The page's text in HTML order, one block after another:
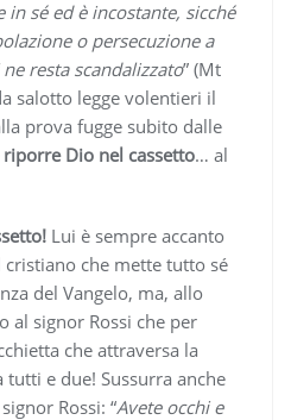
sé ed è incostante, sicché
o persecuzione a
resta scandalizzato” (Mt
salotto legge volentieri il
prova fugge subito dalle
Dio nel cassetto… al
Lui è sempre accanto
cristiano che mette tutto sé
del Vangelo, ma, allo
al signor Rossi che per
che attraversa la
tutti e due! Sussurra anche
Rossi: “Avete occhi e